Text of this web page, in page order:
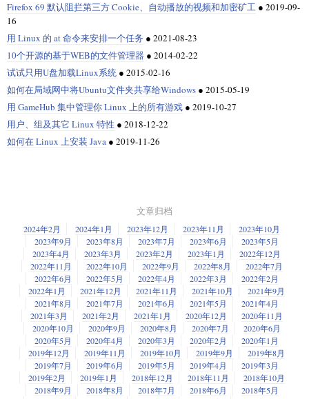
转换选项可以很复杂，所以用无关紧要的东西练习会比较实用。下面这个
简易的介绍，通过重新实现
首先，对一个文本文件运行 hexdump
来查看其原始数据。通常你可以在硬
盘上某处找到GNU 通用许可证
GNU General Public License
（GPL）的一份拷贝，也可以用你手头的任
何文本文件。你的输出结果可能不同，但下面是如何在你的系统中找到一
份 GPL（或至少其部分）的拷贝：
$ find /usr/share/doc/ -type f -name "COPYING" | tail -1
/usr/share/doc/libblkid-devel/COPYING
对其运行 hexdump ：
0000020 756f 6320 6e61 7220 6465 7369 7274 6269
0000030 7475 2065 7469 6120 646e 6f2f 0a72 6f6d
0000040 6964 7966 6920 2074 6e75 6564 2072 6874
0000050 2065 6574 6d72 2073 666f 7420 6568 4720
0000060 554e 4c20 7365 6573 2072 6547 656e 6172
0000070 206c 7550 6c62 6369 4c0a 6369 6e65 6573
0000080 6120 2073 7570 6c62 7369 6568 2064 7962
如果该文件输出结果很长，用 --length （或短选项 -n
）来控制输出长
度使其易于管理。
原始数据对你而言可能没什么意义，但你已经知道如何将其转换为 ASCII
这里：
-i ~/hosts ：包含 Ansible 主机列表
-m ：在之后指定 Ansible 模块，如 ping 和 shell
：我们要运行 Ansible 模块的 Ansible 主机
使用 Ansible ping 模块验证 ping 连接，
root@linuxtechi:~$ sudo ansible -i ~/hosts -m ping all
root@linuxtechi:~$ sudo ansible -i ~/hosts -m ping Web
root@linuxtechi:~$ sudo ansible -i ~/hosts -m ping DB
云
学习了Linux和 Python 之后，我认为下一个该学习的是云计算。基础设施
不再只是“运维小哥”的事情了，因此你需要接触云平台，例如 AWS 云服
务、Azure 或者谷歌云平台。我会从 AWS 开始，因为它有大量免费学习工
具，可以帮助你降低作为开发人员、运维人员，甚至面向业务的部门的任
何障碍。事实上，你可能会被它提供的东西所淹没。考虑从 EC2、S3 和
VPC 开始，然后看看你从其中想学到什么。
编程语言
Jenkins 和 Git / Github，你将会在 CI / CD 过程中经常使用到它们。
容器
最后，使用 Docker 和编排平台（如 Kubernetes）等工具开始学习容器化
网上有大量的免费学习资源，大多数城市都有本地的线下小组，你可以在
友好的环境中向有经验的人学习（还有披萨和啤酒哦！）。
其他的呢？
如果你缺乏开发经验，你依然可以通过对自动化的热情，提高效率，与他
人协作以及改进自己的工作来
参与 DevOps。我仍然建议学习上述工具，但
重点不要放在编程 / 脚本语言上。了解基础架构即服务、平台即服务、云平
台和 Linux 会非常有用。你可能会设置工具并学习如何构建具有弹性和容
错能力的系统，并在编写代码时利用它们。
我收到了这个错误：
modprobe: FATAL: Module vboxdrv not found in directory /lib/
仔细阅读这两个错误消息后，我意识到我应该更新 Virtualbox 程序。
如果你在 Ubuntu 及其衍生版（如 Linux Mint）中遇到此错误，你只需使用
以下命令重新安装或更新
virtualbox-dkms 包：
$ sudo apt install virtualbox-dkms
或者，最好更新整个系统：
安装在 Ubuntu 18.04 内的 Ubuntu 18.10
在本新手教程中，我将向你展示在 Ubuntu 和其他基于 Debian 的 Linux 发
行版上安装 VirtualBox 的各种方法。
在 Ubuntu 和基于 Debian 的 Linux 发行版上安装 VirtualBox
这里提出的安装方法也适用于其他基于 Debian 和 Ubuntu 的 Linux 发行
缺点：较旧版本
在 Ubuntu 上下载 VirtualBox 最简单的方法可能是从软件中心查找并下载。
VirtualBox 在 Ubuntu 软件中心提供
你也可以使用这条命令从命令行安装：
也许你尚未学会它，想学习但又不知道在哪里入门。这里的 12 个资源将帮
助你入门并熟练掌握 Python。
课程、书籍、文章和文档
1、Python 软件基金会提供了出色的信息和文档，可帮助你迈上编码之旅。
请务必查看Python 入门指南。它将帮助你得到最新版本的 Python，并提供
有关编辑器和开发环境的有用提示。该组织还有可以来进一步指导你的
秀文档。
2、我的 Python 旅程始于
海龟模块 。我首先在 Bryson Payne 的《
子编码 》中找到了关于 Python 和海龟的内容。这本书是一个很好的资源，
用 Python 自动化无聊的东西》。你可以购买这本书，也可以
使用它的在线版本，它与印刷版完全相同且可根据知识共享许可免费获得
和分享。Al 的这本书让我学习到了 Python 的基础知识、函数、列表、字典
和如何操作字符串等等。这是一本很棒的书，我已经购买了许多本捐赠给
了当地图书馆。Al 还提供Udemy
课程；使用他的网站上的优惠券代码，只
需 10 美元即可参加。
4、Eric Matthes 撰写了《Python 速成 》，这是由 No Starch Press 出版的
Python 的逐步介绍（如同上面的两本书）。Matthes 还有一个很棒的伴侣网
，其中包括了如何在你的计算机上设置 Python 以及一个用以简化学习曲
速查表。
Python for Everybody 是另一个很棒的 Python 学习资源。该网站可以免
费访问Charles Severance 的 Coursera 和 edX 认证课程的资料。该网站分为
入门、课程和素材等部分，其中 17 个课程按从安装到数据可视化的主题进
Firefox 69 默认阻拦第三方 Cookie、自动播放的视频和加密矿工 ● 2019-09-
16
用 Linux 的 at 命令来安排一个任务 ● 2021-08-23
10个开源的基于WEB的文件管理器 ● 2014-02-22
试试只用U盘加载Linux系统 ● 2015-02-16
如何在局域网中将Ubuntu文件夹共享给Windows ● 2015-05-19
用 GameHub 集中管理你 Linux 上的所有游戏 ● 2019-10-27
用户、组及其它 Linux 特性 ● 2018-12-22
如何在 Linux 上安装 Java ● 2019-11-26
文章归档
2024年2月 2024年1月 2023年12月 2023年11月
2023年10月
2023年9月
2023年8月 2023年7月 2023年6月
2023年5月
2023年4月
2023年3月 2023年2月 2023年1月
2022年12月
2022年11月
2022年10月 2022年9月 2022年8月
2022年7月
2022年6月
2022年5月 2022年4月 2022年3月
2022年2月
2022年1月
2021年12月 2021年11月 2021年10月
2021年9月
2021年8月
2021年7月 2021年6月 2021年5月
2021年4月
2021年3月
2021年2月 2021年1月 2020年12月
2020年11月
2020年10月
2020年9月 2020年8月 2020年7月
2020年6月
2020年5月
2020年4月 2020年3月 2020年2月
2020年1月
2019年12月
2019年11月 2019年10月 2019年9月
2019年8月
2019年7月
2019年6月 2019年5月 2019年4月
2019年3月
2019年2月
2019年1月 2018年12月 2018年11月
2018年10月
2018年9月
2018年8月 2018年7月 2018年6月
2018年5月